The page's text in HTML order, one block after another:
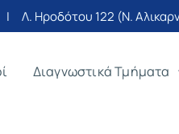
| Λ. Ηροδότου 122 (Ν.
Διαγνωστικά Τμήματα